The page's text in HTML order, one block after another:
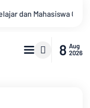
Unjuk Kreativitas
8 Aug
2026